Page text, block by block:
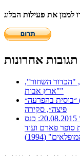
לממן את פעילות הבלוג
תגובות אחרונות
לבוא", "הכדור השחור",
"ארץ אבות"
פיצה״, סקירה
נגנז בגנזך 20.08.2015: כנס D23, החלפת מזוזות מול רופאי אליל,
סופר פארם ועוד
(1994)